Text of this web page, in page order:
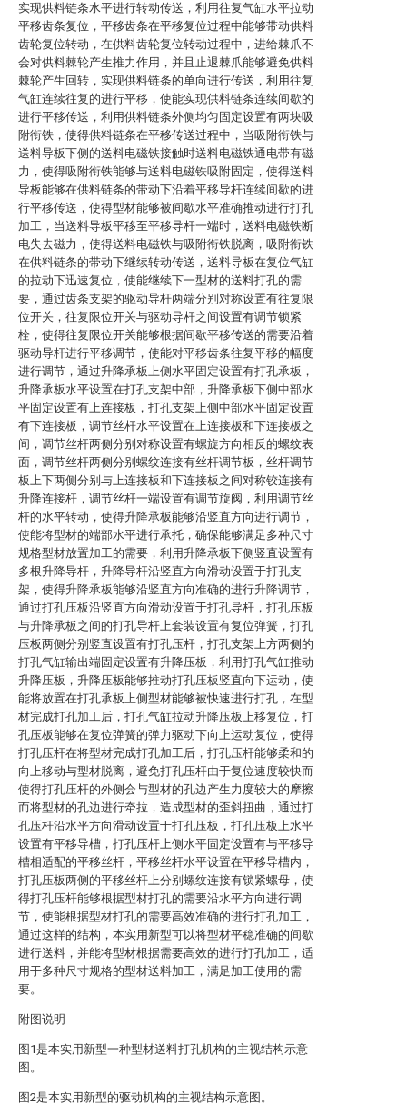
实现供料链条水平进行转动传送，利用往复气缸水平拉动
平移齿条复位，平移齿条在平移复位过程中能够带动供料
齿轮复位转动，在供料齿轮复位转动过程中，进给棘爪不
会对供料棘轮产生推力作用，并且止退棘爪能够避免供料
棘轮产生回转，实现供料链条的单向进行传送，利用往复
气缸连续往复的进行平移，使能实现供料链条连续间歇的
进行平移传送，利用供料链条外侧均匀固定设置有两块吸
附衔铁，使得供料链条在平移传送过程中，当吸附衔铁与
送料导板下侧的送料电磁铁接触时送料电磁铁通电带有磁
力，使得吸附衔铁能够与送料电磁铁吸附固定，使得送料
导板能够在供料链条的带动下沿着平移导杆连续间歇的进
行平移传送，使得型材能够被间歇水平准确推动进行打孔
加工，当送料导板平移至平移导杆一端时，送料电磁铁断
电失去磁力，使得送料电磁铁与吸附衔铁脱离，吸附衔铁
在供料链条的带动下继续转动传送，送料导板在复位气缸
的拉动下迅速复位，使能继续下一型材的送料打孔的需
要，通过齿条支架的驱动导杆两端分别对称设置有往复限
位开关，往复限位开关与驱动导杆之间设置有调节锁紧
栓，使得往复限位开关能够根据间歇平移传送的需要沿着
驱动导杆进行平移调节，使能对平移齿条往复平移的幅度
进行调节，通过升降承板上侧水平固定设置有打孔承板，
升降承板水平设置在打孔支架中部，升降承板下侧中部水
平固定设置有上连接板，打孔支架上侧中部水平固定设置
有下连接板，调节丝杆水平设置在上连接板和下连接板之
间，调节丝杆两侧分别对称设置有螺旋方向相反的螺纹表
面，调节丝杆两侧分别螺纹连接有丝杆调节板，丝杆调节
板上下两侧分别与上连接板和下连接板之间对称铰连接有
升降连接杆，调节丝杆一端设置有调节旋阀，利用调节丝
杆的水平转动，使得升降承板能够沿竖直方向进行调节，
使能将型材的端部水平进行承托，确保能够满足多种尺寸
规格型材放置加工的需要，利用升降承板下侧竖直设置有
多根升降导杆，升降导杆沿竖直方向滑动设置于打孔支
架，使得升降承板能够沿竖直方向准确的进行升降调节，
通过打孔压板沿竖直方向滑动设置于打孔导杆，打孔压板
与升降承板之间的打孔导杆上套装设置有复位弹簧，打孔
压板两侧分别竖直设置有打孔压杆，打孔支架上方两侧的
打孔气缸输出端固定设置有升降压板，利用打孔气缸推动
升降压板，升降压板能够推动打孔压板竖直向下运动，使
能将放置在打孔承板上侧型材能够被快速进行打孔，在型
材完成打孔加工后，打孔气缸拉动升降压板上移复位，打
孔压板能够在复位弹簧的弹力驱动下向上运动复位，使得
打孔压杆在将型材完成打孔加工后，打孔压杆能够柔和的
向上移动与型材脱离，避免打孔压杆由于复位速度较快而
使得打孔压杆的外侧会与型材的孔边产生力度较大的摩擦
而将型材的孔边进行牵拉，造成型材的歪斜扭曲，通过打
孔压杆沿水平方向滑动设置于打孔压板，打孔压板上水平
设置有平移导槽，打孔压杆上侧水平固定设置有与平移导
槽相适配的平移丝杆，平移丝杆水平设置在平移导槽内，
打孔压板两侧的平移丝杆上分别螺纹连接有锁紧螺母，使
得打孔压杆能够根据型材打孔的需要沿水平方向进行调
节，使能根据型材打孔的需要高效准确的进行打孔加工，
通过这样的结构，本实用新型可以将型材平稳准确的间歇
进行送料，并能将型材根据需要高效的进行打孔加工，适
用于多种尺寸规格的型材送料加工，满足加工使用的需
要。
附图说明
图1是本实用新型一种型材送料打孔机构的主视结构示意
图。
图2是本实用新型的驱动机构的主视结构示意图。